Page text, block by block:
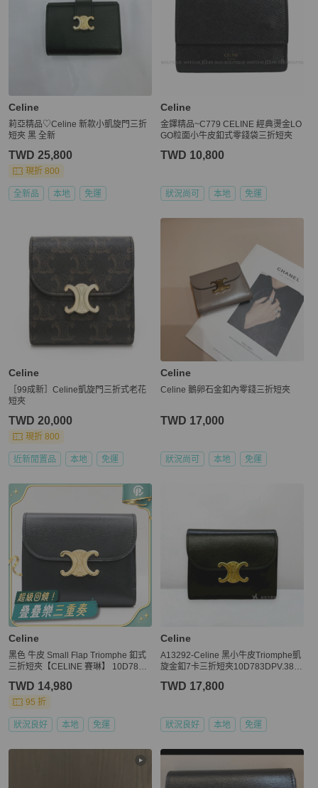
Celine
莉亞精品♡Celine 新款小凱旋門三折
短夾 黑 全新
TWD 25,800
現折 800
全新品 本地 免運
Celine
金鐸精品~C779 CELINE 經典燙金LO
GO粒面小牛皮釦式零錢袋三折短夾
TWD 10,800
狀況尚可 本地 免運
Celine
［99成新］Celine凱旋門三折式老花
短夾
TWD 20,000
現折 800
近新閒置品 本地 免運
Celine
Celine 鵝卵石金釦內零錢三折短夾
TWD 17,000
狀況尚可 本地 免運
Celine
黑色 牛皮 Small Flap Triomphe 釦式
三折短夾【CELINE 賽琳】 10D783D
TWD 14,980
95 折
狀況良好 本地 免運
Celine
A13292-Celine 黑小牛皮Triomphe凱
旋金釦7卡三折短夾10D783DPV.38N
TWD 17,800
狀況良好 本地 免運